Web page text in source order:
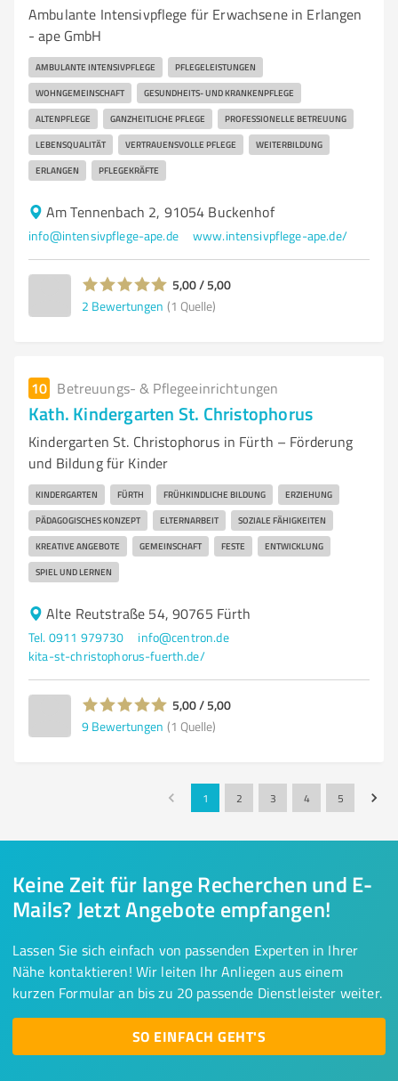
Ambulante Intensivpflege für Erwachsene in Erlangen
- ape GmbH
AMBULANTE INTENSIVPFLEGE PFLEGELEISTUNGEN
WOHNGEMEINSCHAFT GESUNDHEITS- UND KRANKENPFLEGE
ALTENPFLEGE GANZHEITLICHE PFLEGE PROFESSIONELLE BETREUUNG
LEBENSQUALITÄT VERTRAUENSVOLLE PFLEGE WEITERBILDUNG
ERLANGEN PFLEGEKRÄFTE
Am Tennenbach 2, 91054 Buckenhof
info@intensivpflege-ape.de www.intensivpflege-ape.de/
5,00 / 5,00
2 Bewertungen (1 Quelle)
10 Betreuungs- & Pflegeeinrichtungen
Kath. Kindergarten St. Christophorus
Kindergarten St. Christophorus in Fürth – Förderung
und Bildung für Kinder
KINDERGARTEN FÜRTH FRÜHKINDLICHE BILDUNG ERZIEHUNG
PÄDAGOGISCHES KONZEPT ELTERNARBEIT SOZIALE FÄHIGKEITEN
KREATIVE ANGEBOTE GEMEINSCHAFT FESTE ENTWICKLUNG
SPIEL UND LERNEN
Alte Reutstraße 54, 90765 Fürth
Tel. 0911 979730
info@centron.de
kita-st-christophorus-fuerth.de/
5,00 / 5,00
9 Bewertungen (1 Quelle)
1 2 3 4 5
Keine Zeit für lange Recherchen und E-
Mails? Jetzt Angebote empfangen!
Lassen Sie sich einfach von passenden Experten in Ihrer
Nähe kontaktieren! Wir leiten Ihr Anliegen aus einem
kurzen Formular an bis zu 20 passende Dienstleister weiter.
SO EINFACH GEHT'S